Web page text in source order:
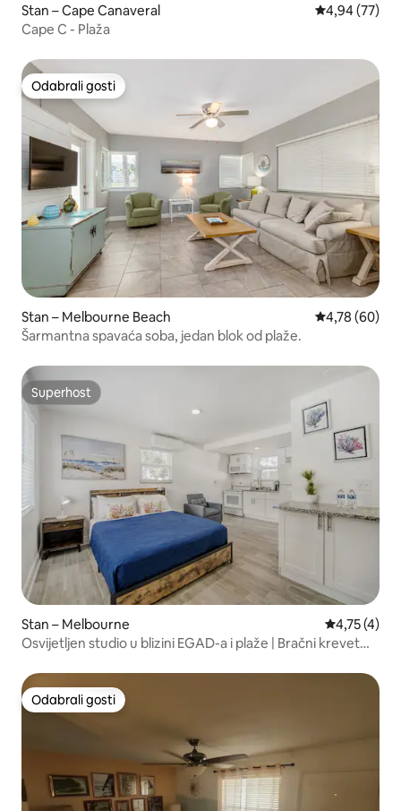
Stan – Cape Canaveral Prosječna
4,94 (77)
Cape C - Plaža
Odabrali gosti
Odabrali gosti
Stan – Melbourne Beach Prosječna
4,78 (60)
Šarmantna spavaća soba, jedan blok od plaže.
Superhost
Superhost
Stan – Melbourne Prosječna
4,75 (4)
Osvijetljen studio u blizini EGAD-a i plaže | Bračni krevet
Odabrali gosti
Odabrali gosti